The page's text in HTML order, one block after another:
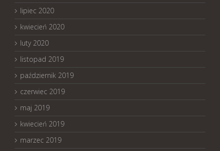
lipiec 2020
kwiecień 2020
luty 2020
listopad 2019
październik 2019
czerwiec 2019
maj 2019
kwiecień 2019
marzec 2019